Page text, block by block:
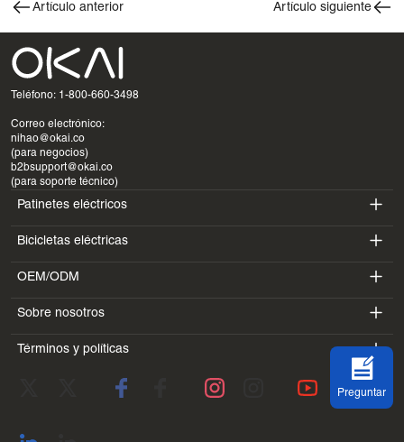
Artículo anterior Artículo siguiente
Teléfono: 1-800-660-3498
Correo electrónico:
nihao@okai.co
(para negocios)
b2bsupport@okai.co
(para soporte técnico)
Patinetes eléctricos
ES400A
ES410
ES600P
Bicicletas eléctricas
EB100B
EB300
EB100B V3
OEM/ODM
SV3
BV5
Sobre nosotros
Introducción
Términos y políticas
Condiciones de servicio
Preguntar